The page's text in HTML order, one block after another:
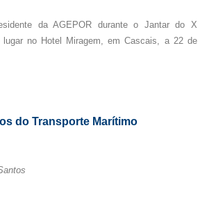
da AGEPOR durante o Jantar do X
lugar no Hotel Miragem, em Cascais, a 22 de
do Transporte Marítimo